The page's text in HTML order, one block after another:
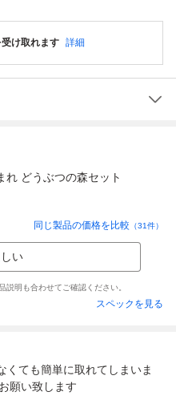
け取れます 詳細
れ どうぶつの森セット
同じ製品の価格を比較 （31件）
い
明も合わせてご確認ください。
スペックを見る
くても簡単に取れてしまいま
願い致します